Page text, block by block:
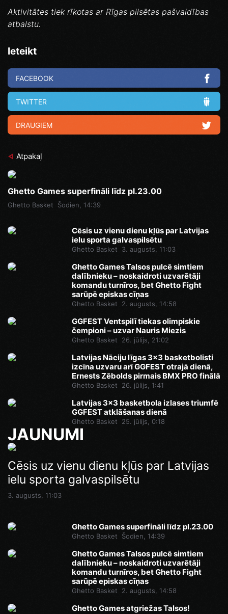
Aktivitātes tiek rīkotas ar Rīgas pilsētas pašvaldības
atbalstu.
Ieteikt
FACEBOOK
TWITTER
DRAUGIEM
Atpakaļ
Ghetto Games superfināli līdz pl.23.00
Ghetto Basket Šodien, 14:39
Cēsis uz vienu dienu kļūs par Latvijas
ielu sporta galvaspilsētu
Ghetto Basket 3. augusts, 11:03
Ghetto Games Talsos pulcē simtiem
dalībnieku – noskaidroti uzvarētāji
komandu turnīros, bet Ghetto Fight
sarūpē episkas cīņas
Ghetto Basket 2. augusts, 14:58
GGFEST Ventspilī tiekas olimpiskie
čempioni – uzvar Nauris Miezis
Ghetto Basket 26. jūlijs, 21:02
Latvijas Nāciju līgas 3x3 basketbolisti
izcīna uzvaru arī GGFEST otrajā dienā,
Ernests Zēbolds pirmais BMX PRO finālā
Ghetto Basket 26. jūlijs, 1:41
Latvijas 3x3 basketbola izlases triumfē
GGFEST atklāšanas dienā
Ghetto Basket 25. jūlijs, 0:18
JAUNUMI
Ghetto Games superfināli līdz pl.23.00
Šodien, 14:46
Cēsis uz vienu dienu kļūs par Latvijas
ielu sporta galvaspilsētu
3. augusts, 11:03
Pēdējā iespēja pirms Superfināla:
Ghetto Football pie “AKROPOLE Rīga”
izspēlēs dubultos punktus
Ghetto Games superfināli līdz pl.23.00
Ghetto Basket Šodien, 14:39
Ghetto Games Talsos pulcē simtiem
dalībnieku – noskaidroti uzvarētāji
komandu turnīros, bet Ghetto Fight
sarūpē episkas cīņas
Ghetto Basket 2. augusts, 14:58
Ghetto Games atgriežas Talsos!